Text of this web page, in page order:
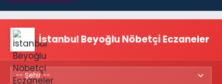
İstanbul Beyoğlu Nöbetçi Eczaneler